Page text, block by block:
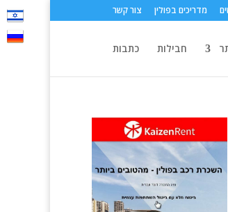
מדריכים בפולין צור קשר
חבילות כתבות